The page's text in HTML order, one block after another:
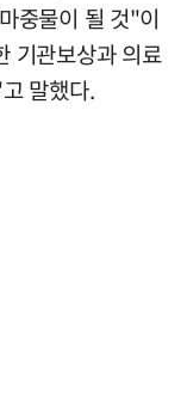
중물이 될 것"이
기관보상과 의료
말했다.